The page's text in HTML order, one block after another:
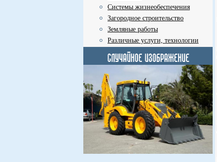
Системы жизнеобеспечения
Загородное строительство
Земляные работы
Различные услуги, технологии